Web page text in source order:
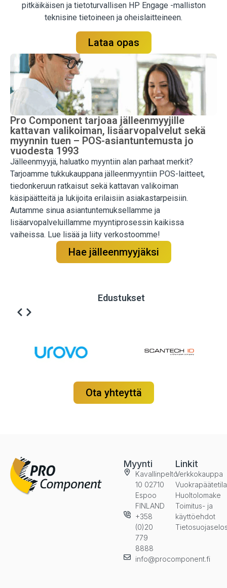
pitkäikäisen ja tietoturvallisen HP Engage -malliston
teknisine tietoineen ja oheislaitteineen.
Lataa opas
Pro Component tarjoaa jälleenmyyjille
kattavan valikoiman, lisäarvopalvelut sekä
myynnin tuen – POS-asiantuntemusta jo
vuodesta 1993
Jälleenmyyjä, haluatko myyntiin alan parhaat merkit?
Tarjoamme tukkukauppana jälleenmyyntiin POS-laitteet,
tiedonkeruun ratkaisut sekä kattavan valikoiman
käsipäätteitä ja lukijoita erilaisiin asiakastarpeisiin.
Autamme sinua asiantuntemuksellamme ja
lisäarvopalveluillamme myyntiprosessin kaikissa
vaiheissa. Lue lisää ja liity verkostoomme!
Hae jälleenmyyjäksi
Edustukset
Ota yhteyttä
Myynti
Kavallinpelto
10 02710
Espoo
FINLAND
+358
(0)20
779
8888
info@procomponent.fi
Linkit
Verkkokauppa
Huoltolomake
Toimitus- ja
käyttöehdot